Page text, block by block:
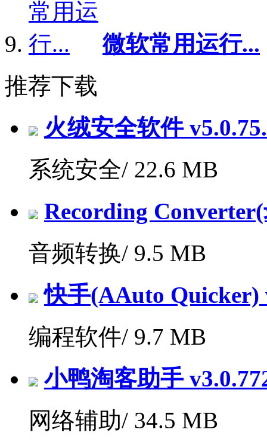
微软常用运行...
推荐下载
火绒安全软件
系统安全/ 22.6 MB
Recording
音频转换/ 9.5 MB
快手(AAuto Quicker)
编程软件/ 9.7 MB
小鸭淘客助手
网络辅助/ 34.5 MB